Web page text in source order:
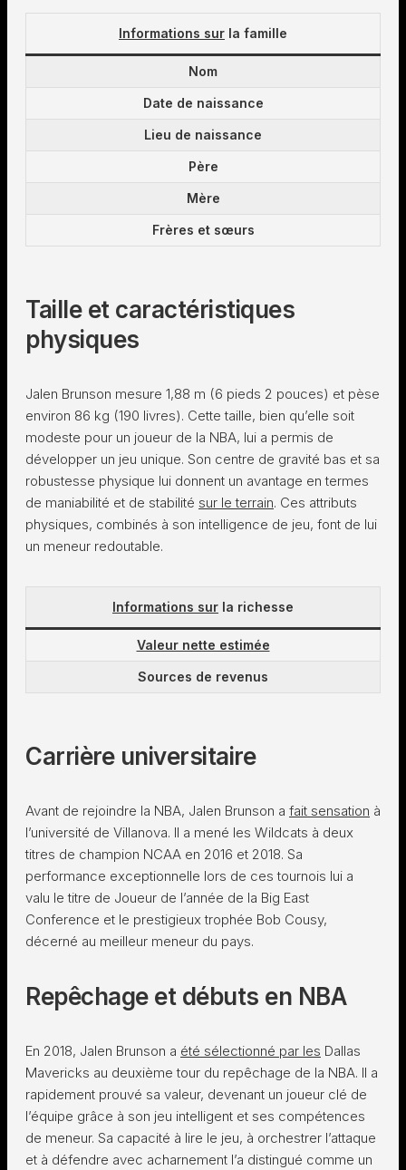
Informations sur la famille
Nom
Date de naissance
Lieu de naissance
Père
Mère
Frères et sœurs
Taille et caractéristiques
physiques
Jalen Brunson mesure 1,88 m (6 pieds 2 pouces) et pèse
environ 86 kg (190 livres). Cette taille, bien qu’elle soit
modeste pour un joueur de la NBA, lui a permis de
développer un jeu unique. Son centre de gravité bas et sa
robustesse physique lui donnent un avantage en termes
de maniabilité et de stabilité sur le terrain. Ces attributs
physiques, combinés à son intelligence de jeu, font de lui
un meneur redoutable.
Informations sur la richesse
Valeur nette estimée
Sources de revenus
Carrière universitaire
Avant de rejoindre la NBA, Jalen Brunson a fait sensation à
l’université de Villanova. Il a mené les Wildcats à deux
titres de champion NCAA en 2016 et 2018. Sa
performance exceptionnelle lors de ces tournois lui a
valu le titre de Joueur de l’année de la Big East
Conference et le prestigieux trophée Bob Cousy,
décerné au meilleur meneur du pays.
Repêchage et débuts en NBA
En 2018, Jalen Brunson a été sélectionné par les Dallas
Mavericks au deuxième tour du repêchage de la NBA. Il a
rapidement prouvé sa valeur, devenant un joueur clé de
l’équipe grâce à son jeu intelligent et ses compétences
de meneur. Sa capacité à lire le jeu, à orchestrer l’attaque
et à défendre avec acharnement l’a distingué comme un